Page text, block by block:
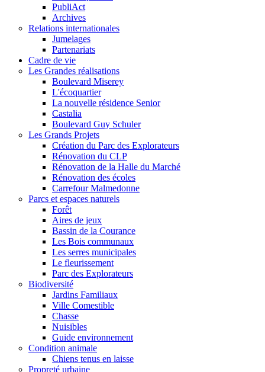
PubliAct
Archives
Relations internationales
Jumelages
Partenariats
Cadre de vie
Les Grandes réalisations
Boulevard Miserey
L'écoquartier
La nouvelle résidence Senior
Castalia
Boulevard Guy Schuler
Les Grands Projets
Création du Parc des Explorateurs
Rénovation du CLP
Rénovation de la Halle du Marché
Rénovation des écoles
Carrefour Malmedonne
Parcs et espaces naturels
Forêt
Aires de jeux
Bassin de la Courance
Les Bois communaux
Les serres municipales
Le fleurissement
Parc des Explorateurs
Biodiversité
Jardins Familiaux
Ville Comestible
Chasse
Nuisibles
Guide environnement
Condition animale
Chiens tenus en laisse
Propreté urbaine